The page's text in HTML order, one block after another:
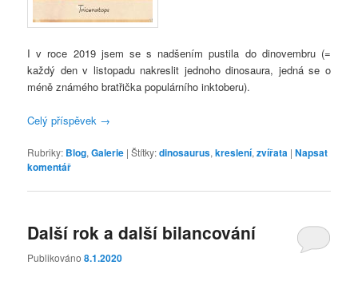
I v roce 2019 jsem se s nadšením pustila do dinovembru (=
každý den v listopadu nakreslit jednoho dinosaura, jedná se o
méně známého bratřička populárního inktoberu).
Celý příspěvek →
Rubriky: Blog,Galerie |Štítky:dinosaurus,kreslení,zvířata |Napsat
komentář
Další rok a další bilancování
Publikováno8.1.2020